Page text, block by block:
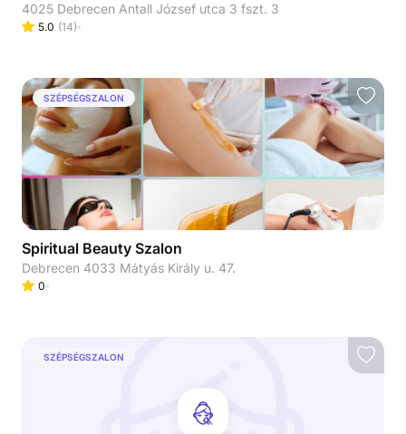
4025 Debrecen Antall József utca 3 fszt. 3
5.0 (14)
SZÉPSÉGSZALON
Spiritual Beauty Szalon
Debrecen 4033 Mátyás Király u. 47.
0
SZÉPSÉGSZALON